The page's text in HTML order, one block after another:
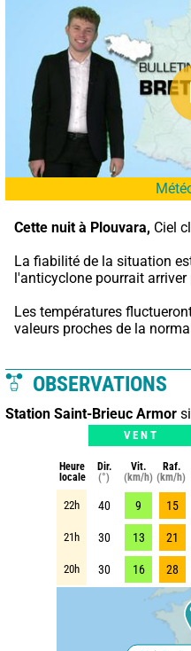
Cette nuit à Plouvara, Ciel
La fiabilité de la situation
l'anticyclone pourrait
Les températures
valeurs proches de la
OBSERVATIONS
Station Saint-Brieuc Armor
VENT
Heure
locale
Dir.
(°)
Vit.
(km/h)
Raf.
(km/h)
22h 40 9 15
21h 30 13 21
20h 30 16 28